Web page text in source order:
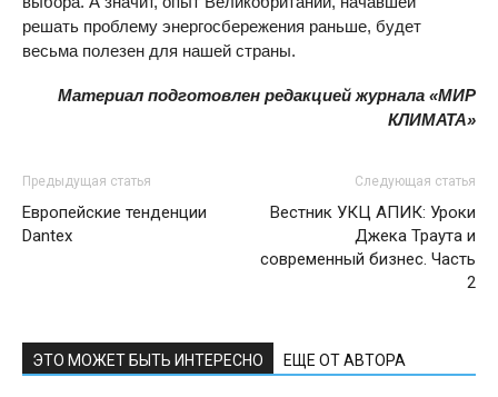
решать проблему энергосбережения раньше, будет
весьма полезен для нашей страны.
Материал подготовлен редакцией журнала «МИР
КЛИМАТА»
Предыдущая статья
Европейские тенденции
Dantex
Следующая статья
Вестник УКЦ АПИК: Уроки
Джека Траута и
современный бизнес. Часть
2
ЭТО МОЖЕТ БЫТЬ ИНТЕРЕСНО ЕЩЕ ОТ АВТОРА